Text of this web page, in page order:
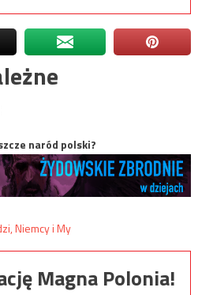
naród polski?
Magna Polonia!